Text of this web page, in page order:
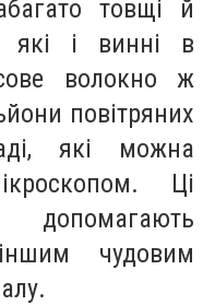
товщі й
які і винні в
волокно ж
повітряних
які можна
Ці
чудовим